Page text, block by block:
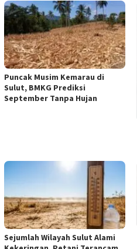
Puncak Musim Kemarau di
Sulut, BMKG Prediksi
September Tanpa Hujan
Sejumlah Wilayah Sulut Alami